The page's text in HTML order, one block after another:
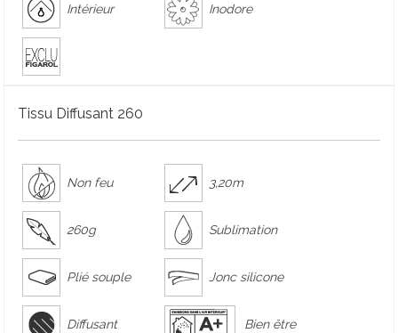
Intérieur Inodore
Tissu Diffusant 260
Non feu 3,20m
260g Sublimation
Plié souple Jonc silicone
Diffusant Bien être